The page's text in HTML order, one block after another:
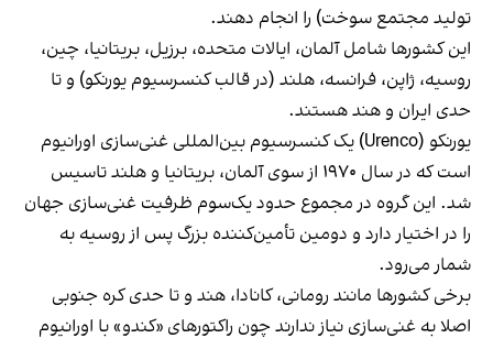
تولید مجتمع سوخت) را انجام دهند.
این کشورها شامل آلمان، ایالات متحده، برزیل، بریتانیا، چین،
روسیه، ژاپن، فرانسه، هلند (در قالب کنسرسیوم یورنکو) و تا
حدی ایران و هند هستند.
یورنکو (Urenco) یک کنسرسیوم بین‌المللی غنی‌سازی اورانیوم
است که در سال ۱۹۷۰ از سوی آلمان، بریتانیا و هلند تاسیس
شد. این گروه در مجموع حدود یک‌سوم ظرفیت غنی‌سازی جهان
را در اختیار دارد و دومین تأمین‌کننده بزرگ پس از روسیه به
شمار می‌رود.
برخی کشورها مانند رومانی، کانادا، هند و تا حدی کره جنوبی
اصلا به غنی‌سازی نیاز ندارند چون راکتورهای «کندو» با اورانیوم